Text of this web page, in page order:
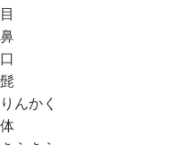
目
鼻
口
髭
りんかく
体